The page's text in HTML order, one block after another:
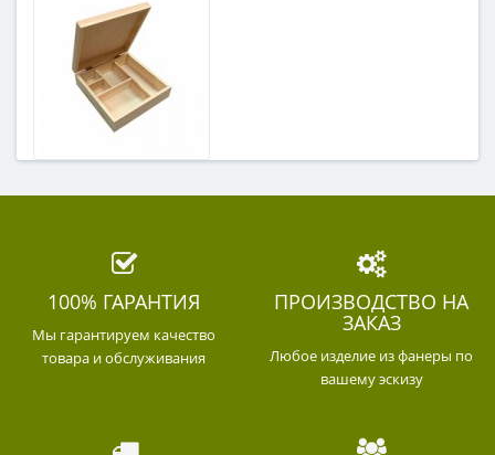
100% ГАРАНТИЯ
Мы гарантируем качество
товара и обслуживания
ПРОИЗВОДСТВО НА
ЗАКАЗ
Любое изделие из фанеры по
вашему эскизу